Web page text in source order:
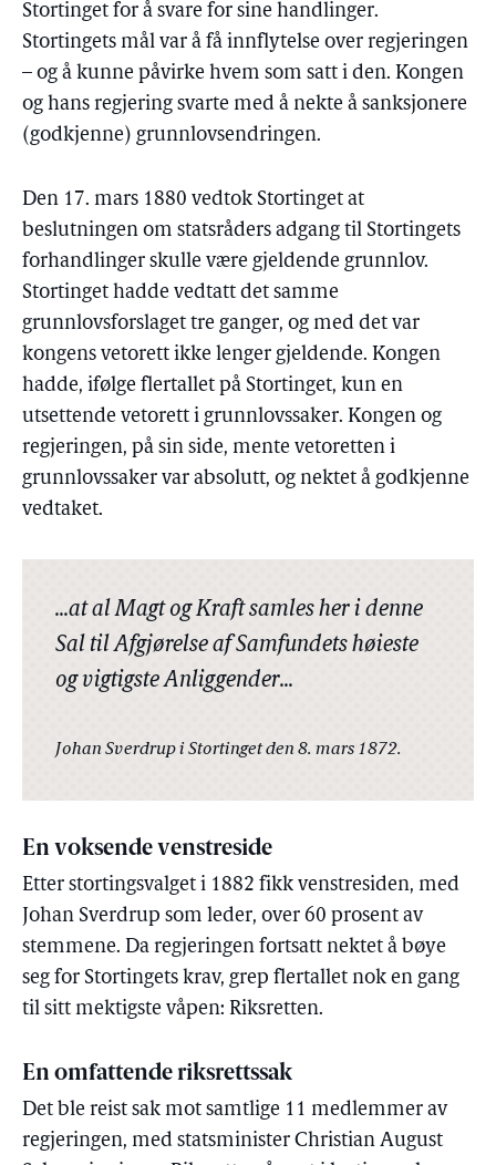
Stortinget for å svare for sine handlinger.
Stortingets mål var å få innflytelse over regjeringen
– og å kunne påvirke hvem som satt i den. Kongen
og hans regjering svarte med å nekte å sanksjonere
(godkjenne) grunnlovsendringen.
Den 17. mars 1880 vedtok Stortinget at
beslutningen om statsråders adgang til Stortingets
forhandlinger skulle være gjeldende grunnlov.
Stortinget hadde vedtatt det samme
grunnlovsforslaget tre ganger, og med det var
kongens vetorett ikke lenger gjeldende. Kongen
hadde, ifølge flertallet på Stortinget, kun en
utsettende vetorett i grunnlovssaker. Kongen og
regjeringen, på sin side, mente vetoretten i
grunnlovssaker var absolutt, og nektet å godkjenne
vedtaket.
...at al Magt og Kraft samles her i denne
Sal til Afgjørelse af Samfundets høieste
og vigtigste Anliggender...
Johan Sverdrup i Stortinget den 8. mars 1872.
En voksende venstreside
Etter stortingsvalget i 1882 fikk venstresiden, med
Johan Sverdrup som leder, over 60 prosent av
stemmene. Da regjeringen fortsatt nektet å bøye
seg for Stortingets krav, grep flertallet nok en gang
til sitt mektigste våpen: Riksretten.
En omfattende riksrettssak
Det ble reist sak mot samtlige 11 medlemmer av
regjeringen, med statsminister Christian August